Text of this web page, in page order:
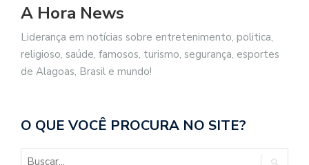
A Hora News
Liderança em notícias sobre entretenimento, politica,
religioso, saúde, famosos, turismo, segurança, esportes
de Alagoas, Brasil e mundo!
O QUE VOCÊ PROCURA NO SITE?